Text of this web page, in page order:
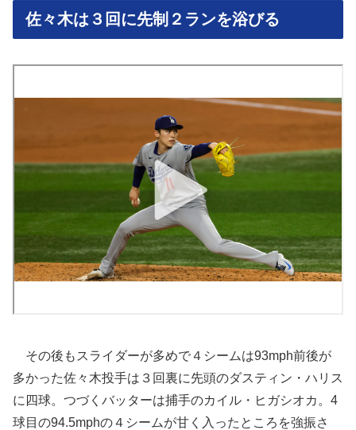
佐々木は３回に先制２ランを浴びる
その後もスライダーが多めで４シームは93mph前後が
多かった佐々木投手は３回裏に先頭のダスティン・ハリス
に四球。つづくバッターは捕手のカイル・ヒガシオカ。4
球目の94.5mphの４シームが甘く入ったところを強振さ